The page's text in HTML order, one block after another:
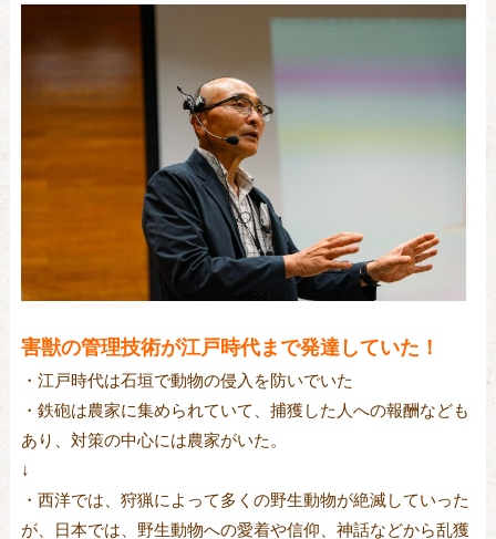
害獣の管理技術が江戸時代まで発達していた！
・江戸時代は石垣で動物の侵入を防いでいた
・鉄砲は農家に集められていて、捕獲した人への報酬なども
あり、対策の中心には農家がいた。
↓
・西洋では、狩猟によって多くの野生動物が絶滅していった
が、日本では、野生動物への愛着や信仰、神話などから乱獲